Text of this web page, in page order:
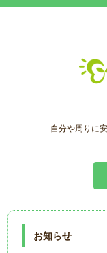
自分や周りに
お知らせ